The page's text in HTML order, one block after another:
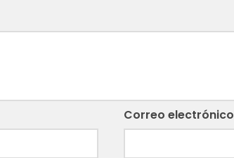
Correo electrónico